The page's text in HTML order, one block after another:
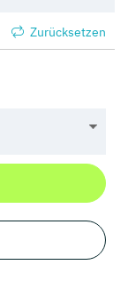
Zurücksetzen